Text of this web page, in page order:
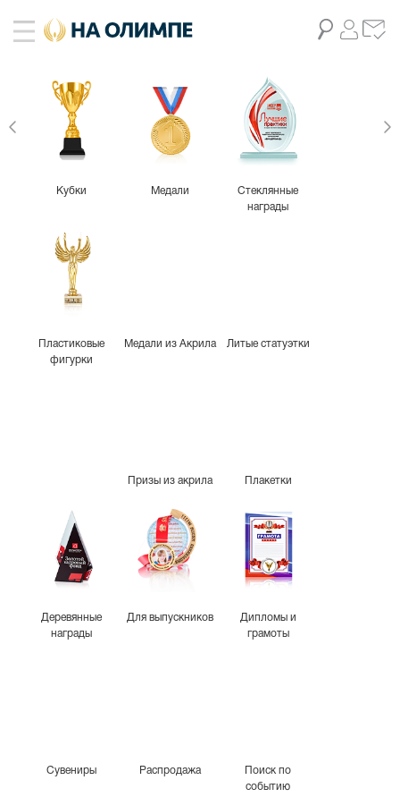
Кубки Медали
Стеклянные
награды
Пластиковые
фигурки
Медали из Акрила Литые статуэтки
Призы из акрила Плакетки
Деревянные
награды
Для выпускников
Дипломы и
грамоты
Сувениры Распродажа
Поиск по
событию